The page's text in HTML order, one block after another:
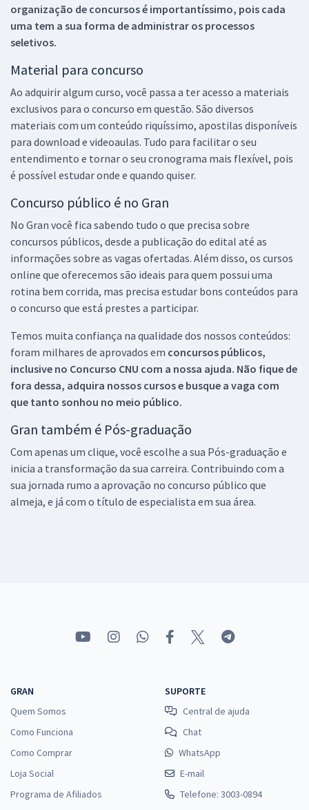
organização de concursos é importantíssimo, pois cada
uma tem a sua forma de administrar os processos
seletivos.
Material para concurso
Ao adquirir algum curso, você passa a ter acesso a materiais
exclusivos para o concurso em questão. São diversos
materiais com um conteúdo riquíssimo, apostilas disponíveis
para download e videoaulas. Tudo para facilitar o seu
entendimento e tornar o seu cronograma mais flexível, pois
é possível estudar onde e quando quiser.
Concurso público é no Gran
No Gran você fica sabendo tudo o que precisa sobre
concursos públicos, desde a publicação do edital até as
informações sobre as vagas ofertadas. Além disso, os cursos
online que oferecemos são ideais para quem possui uma
rotina bem corrida, mas precisa estudar bons conteúdos para
o concurso que está prestes a participar.
Temos muita confiança na qualidade dos nossos conteúdos:
foram milhares de aprovados em concursos públicos,
inclusive no Concurso CNU com a nossa ajuda. Não fique de
fora dessa, adquira nossos cursos e busque a vaga com
que tanto sonhou no meio público.
Gran também é Pós-graduação
Com apenas um clique, você escolhe a sua Pós-graduação e
inicia a transformação da sua carreira. Contribuindo com a
sua jornada rumo a aprovação no concurso público que
almeja, e já com o título de especialista em sua área.
GRAN
Quem Somos
Como Funciona
Como Comprar
Loja Social
Programa de Afiliados
SUPORTE
Central de ajuda
Chat
WhatsApp
E-mail
Telefone: 3003-0894